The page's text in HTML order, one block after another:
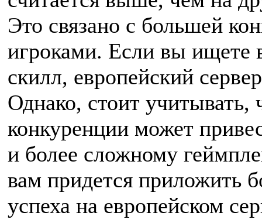
Это связано с большей
игроками. Если вы ищете
скилл, европейский
Однако, стоит учитывать,
конкуренции может
и более сложному
вам придется приложить
успеха на европейском